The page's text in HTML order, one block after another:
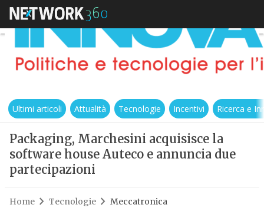
Ultimi articoli Attualità Tecnologie Incentivi Ricerca e
Packaging, Marchesini acquisisce la
software house Auteco e annuncia due
partecipazioni
Home Tecnologie Meccatronica